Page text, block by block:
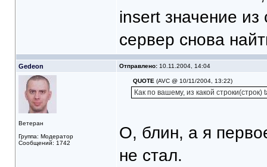
insert значение из
сервер снова
Gedeon Отправлено:10.11.2004, 14:04
Ветеран
Группа: Модератор
Сообщений: 1742
QUOTE (AVC @ 10/11/2004, 13:22)
Как по вашему, из какой
О, блин, а я
не стал.